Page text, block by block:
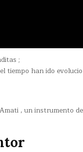
;
tiempo han ido
, un instrumento